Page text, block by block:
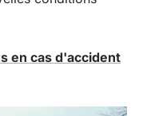
en cas d'accident